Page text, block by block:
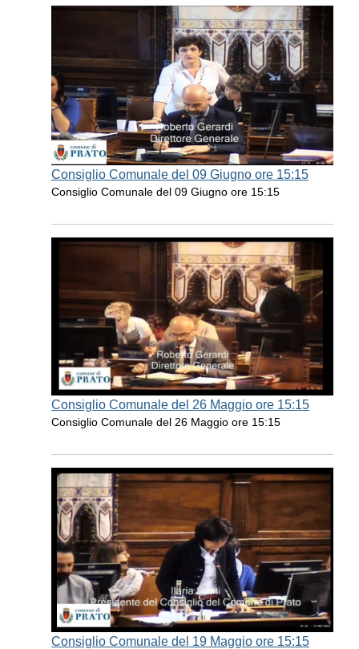
Consiglio Comunale del 09 Giugno ore 15:15
Consiglio Comunale del 09 Giugno ore 15:15
Consiglio Comunale del 26 Maggio ore 15:15
Consiglio Comunale del 26 Maggio ore 15:15
Consiglio Comunale del 19 Maggio ore 15:15